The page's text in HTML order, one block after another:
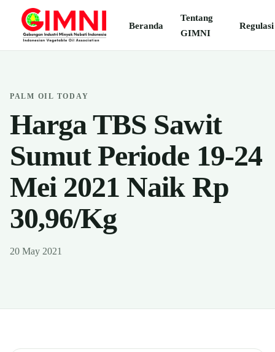
Beranda
Tentang
GIMNI
Regulasi
PALM OIL TODAY
Harga TBS Sawit
Sumut Periode 19-24
Mei 2021 Naik Rp
30,96/Kg
20 May 2021